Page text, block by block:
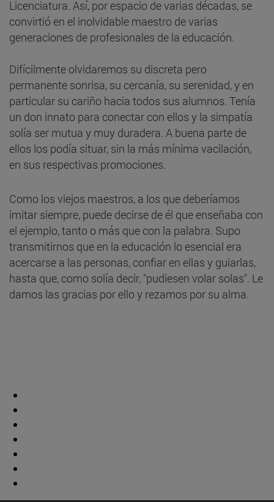
Licenciatura. Así, por espacio de varias décadas, se
convirtió en el inolvidable maestro de varias
generaciones de profesionales de la educación.
Difícilmente olvidaremos su discreta pero
permanente sonrisa, su cercanía, su serenidad, y en
particular su cariño hacia todos sus alumnos. Tenía
un don innato para conectar con ellos y la simpatía
solía ser mutua y muy duradera. A buena parte de
ellos los podía situar, sin la más mínima vacilación,
en sus respectivas promociones.
Como los viejos maestros, a los que deberíamos
imitar siempre, puede decirse de él que enseñaba con
el ejemplo, tanto o más que con la palabra. Supo
transmitirnos que en la educación lo esencial era
acercarse a las personas, confiar en ellas y guiarlas,
hasta que, como solía decir, "pudiesen volar solas". Le
damos las gracias por ello y rezamos por su alma.